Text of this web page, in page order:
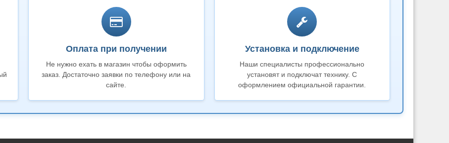
Оплата при получении
Не нужно ехать в магазин чтобы оформить
заказ. Достаточно заявки по телефону или на
сайте.
Установка и подключение
Наши специалисты профессионально
установят и подключат технику. С
оформлением официальной гарантии.